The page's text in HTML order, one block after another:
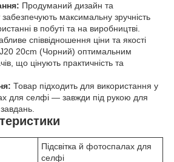
Продуманий дизайн та
максимальну зручність
в побуті та на виробництві.
співвідношення ціни та якості
20cm (Чорний) оптимальним
що цінують практичність та
Товар підходить для використання у
для селфі — завжди під рукою для
Підсвітка й фотоспалах для
селфі